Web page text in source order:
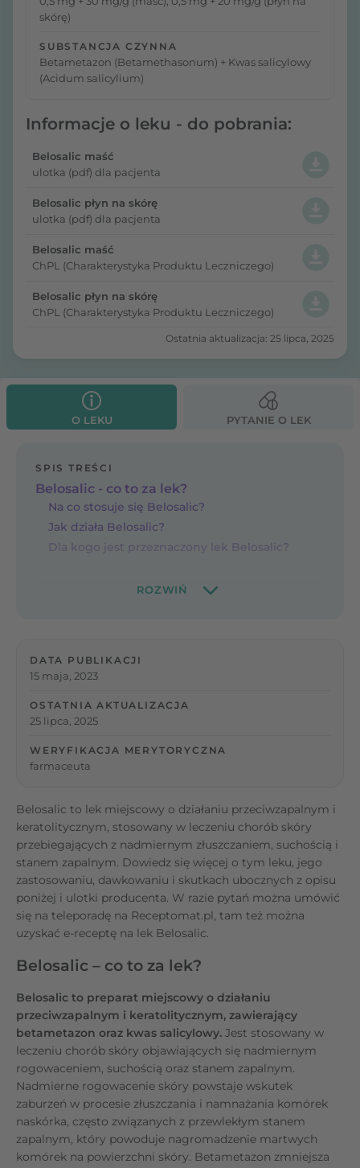
skórę)
SUBSTANCJA CZYNNA
Betametazon (Betamethasonum) + Kwas salicylowy
(Acidum salicylium)
Informacje o leku - do pobrania:
Belosalic maść
ulotka (pdf) dla pacjenta
Belosalic płyn na skórę
ulotka (pdf) dla pacjenta
Belosalic maść
ChPL (Charakterystyka Produktu Leczniczego)
Belosalic płyn na skórę
ChPL (Charakterystyka Produktu Leczniczego)
Ostatnia aktualizacja: 25 lipca, 2025
O LEKU PYTANIE O LEK
SPIS TREŚCI
Belosalic - co to za lek?
Na co stosuje się Belosalic?
Jak działa Belosalic?
Dla kogo jest przeznaczony lek Belosalic?
DATA PUBLIKACJI
15 maja, 2023
OSTATNIA AKTUALIZACJA
25 lipca, 2025
WERYFIKACJA MERYTORYCZNA
farmaceuta
Belosalic to lek miejscowy o działaniu przeciwzapalnym i
keratolitycznym, stosowany w leczeniu chorób skóry
przebiegających z nadmiernym złuszczaniem, suchością i
stanem zapalnym. Dowiedz się więcej o tym leku, jego
zastosowaniu, dawkowaniu i skutkach ubocznych z opisu
poniżej i ulotki producenta. W razie pytań można umówić
się na teleporadę na Receptomat.pl, tam też można
uzyskać e-receptę na lek Belosalic.
Belosalic – co to za lek?
Belosalic to preparat miejscowy o działaniu
przeciwzapalnym i keratolitycznym, zawierający
betametazon oraz kwas salicylowy. Jest stosowany w
leczeniu chorób skóry objawiających się nadmiernym
rogowaceniem, suchością oraz stanem zapalnym.
Nadmierne rogowacenie skóry powstaje wskutek
zaburzeń w procesie złuszczania i namnażania komórek
naskórka, często związanych z przewlekłym stanem
zapalnym, który powoduje nagromadzenie martwych
komórek na powierzchni skóry. Betametazon zmniejsza